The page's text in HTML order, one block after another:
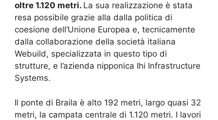
oltre 1.120 metri. La sua realizzazione è stata
resa possibile grazie alla dalla politica di
coesione dell’Unione Europea e, tecnicamente
dalla collaborazione della società italiana
Webuild, specializzata in questo tipo di
strutture, e l’azienda nipponica Ihi Infrastructure
Systems.
Il ponte di Braila è alto 192 metri, largo quasi 32
metri, la campata centrale di 1.120 metri. I lavori